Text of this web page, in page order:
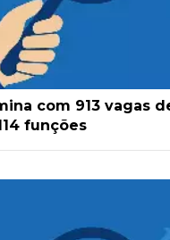
com 913 vagas
funções